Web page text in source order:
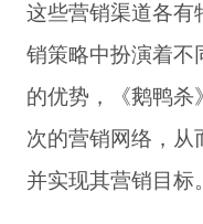
这些营销渠道各有
销策略中扮演着不
的优势，《鹅鸭杀
次的营销网络，从
并实现其营销目标。